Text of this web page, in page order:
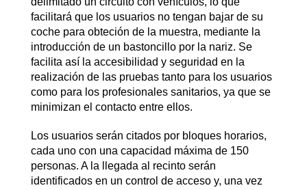
facilitará que los usuarios no tengan bajar de su
coche para obteción de la muestra, mediante la
introducción de un bastoncillo por la nariz. Se
facilita así la accesibilidad y seguridad en la
realización de las pruebas tanto para los usuarios
como para los profesionales sanitarios, ya que se
minimizan el contacto entre ellos.
Los usuarios serán citados por bloques horarios,
cada uno con una capacidad máxima de 150
personas. A la llegada al recinto serán
identificados en un control de acceso y, una vez